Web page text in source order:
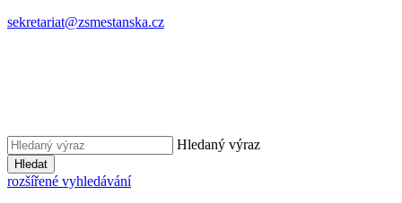
sekretariat@zsmestanska.cz
Hledaný výraz
Hledat
rozšířené vyhledávání